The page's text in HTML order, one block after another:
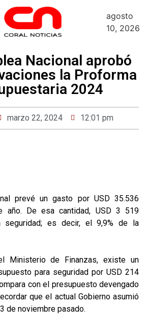
agosto
10, 2026
Nacional aprobó
la Proforma
2024
marzo 22, 2024 12:01 pm
prevé un gasto por USD 35.536
año. De esa cantidad, USD 3 519
seguridad; es decir, el 9,9% de la
Ministerio de Finanzas, existe un
para seguridad por USD 214
con el presupuesto devengado
que el actual Gobierno asumió
de noviembre pasado.